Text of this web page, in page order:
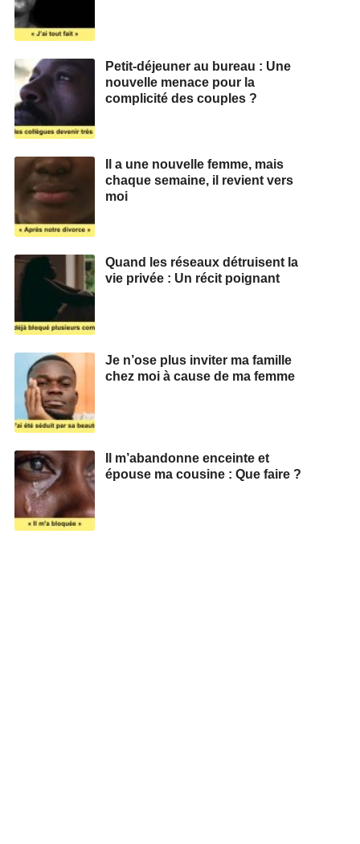
Petit-déjeuner au bureau : Une
nouvelle menace pour la
complicité des couples ?
Il a une nouvelle femme, mais
chaque semaine, il revient vers
moi
Quand les réseaux détruisent la
vie privée : Un récit poignant
Je n’ose plus inviter ma famille
chez moi à cause de ma femme
Il m’abandonne enceinte et
épouse ma cousine : Que faire ?